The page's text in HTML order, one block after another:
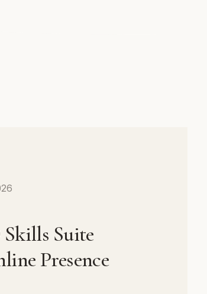
Suite
Presence